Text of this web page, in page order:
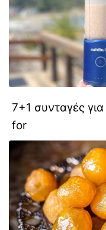
7+1 συνταγές
for